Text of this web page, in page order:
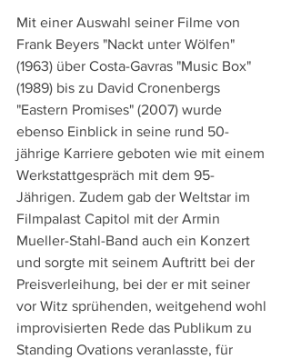
Mit einer Auswahl seiner Filme von
Frank Beyers "Nackt unter Wölfen"
(1963) über Costa-Gavras "Music Box"
(1989) bis zu David Cronenbergs
"Eastern Promises" (2007) wurde
ebenso Einblick in seine rund 50-
jährige Karriere geboten wie mit einem
Werkstattgespräch mit dem 95-
Jährigen. Zudem gab der Weltstar im
Filmpalast Capitol mit der Armin
Mueller-Stahl-Band auch ein Konzert
und sorgte mit seinem Auftritt bei der
Preisverleihung, bei der er mit seiner
vor Witz sprühenden, weitgehend wohl
improvisierten Rede das Publikum zu
Standing Ovations veranlasste, für